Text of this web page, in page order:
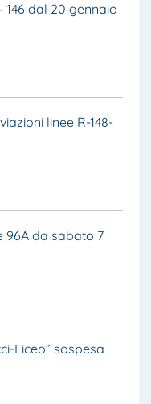
146 dal 20 gennaio
linee R-148-
96A da sabato 7
Liceo” sospesa